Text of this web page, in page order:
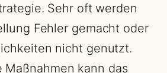
Sehr oft werden
Fehler gemacht oder
nicht genutzt.
Maßnahmen kann das